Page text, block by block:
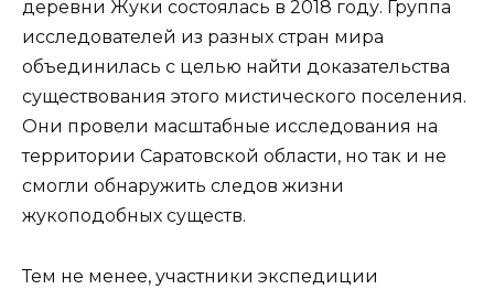
деревни Жуки состоялась в 2018 году. Группа
исследователей из разных стран мира
объединилась с целью найти доказательства
существования этого мистического поселения.
Они провели масштабные исследования на
территории Саратовской области, но так и не
смогли обнаружить следов жизни
жукоподобных существ.
Тем не менее, участники экспедиции